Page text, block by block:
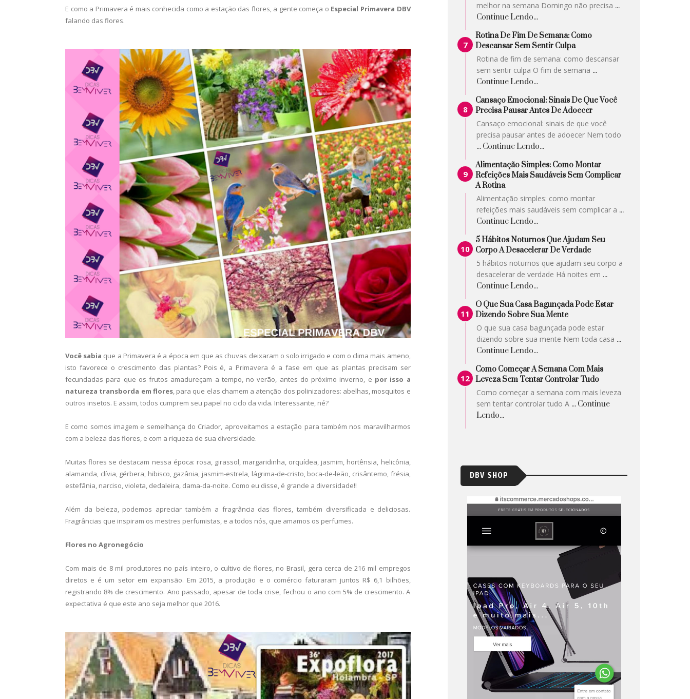
E como a Primavera é mais conhecida como a estação das flores, a gente começa o Especial Primavera DBV
falando das flores.
Você sabia que a Primavera é a época em que as chuvas deixaram o solo irrigado e com o clima mais ameno,
isto favorece o crescimento das plantas? Pois é, a Primavera é a fase em que as plantas precisam ser
fecundadas para que os frutos amadureçam a tempo, no verão, antes do próximo inverno, e por isso a
natureza transborda em flores, para que elas chamem a atenção dos polinizadores: abelhas, mosquitos e
outros insetos. E assim, todos cumprem seu papel no ciclo da vida. Interessante, né?
E como somos imagem e semelhança do Criador, aproveitamos a estação para também nos maravilharmos
com a beleza das flores, e com a riqueza de sua diversidade.
Muitas flores se destacam nessa época: rosa, girassol, margaridinha, orquídea, jasmim, hortênsia, helicônia,
alamanda, clívia, gérbera, hibisco, gazânia, jasmim-estrela, lágrima-de-cristo, boca-de-leão, crisântemo, frésia,
estefânia, narciso, violeta, dedaleira, dama-da-noite. Como eu disse, é grande a diversidade!!
Além da beleza, podemos apreciar também a fragrância das flores, também diversificada e deliciosas.
Fragrâncias que inspiram os mestres perfumistas, e a todos nós, que amamos os perfumes.
Flores no Agronegócio
Com mais de 8 mil produtores no país inteiro, o cultivo de flores, no Brasil, gera cerca de 216 mil empregos
diretos e é um setor em expansão. Em 2015, a produção e o comércio faturaram juntos R$ 6,1 bilhões,
registrando 8% de crescimento. Ano passado, apesar de toda crise, fechou o ano com 5% de crescimento. A
expectativa é que este ano seja melhor que 2016.
melhor na semana Domingo não precisa ...
Continue Lendo...
Rotina De Fim De Semana: Como
Descansar Sem Sentir Culpa
Rotina de fim de semana: como descansar
sem sentir culpa O fim de semana ...
Continue Lendo...
Cansaço Emocional: Sinais De Que Você
Precisa Pausar Antes De Adoecer
Cansaço emocional: sinais de que você
precisa pausar antes de adoecer Nem todo
... Continue Lendo...
Alimentação Simples: Como Montar
Refeições Mais Saudáveis Sem Complicar
A Rotina
Alimentação simples: como montar
refeições mais saudáveis sem complicar a ...
Continue Lendo...
5 Hábitos Noturnos Que Ajudam Seu
Corpo A Desacelerar De Verdade
5 hábitos noturnos que ajudam seu corpo a
desacelerar de verdade Há noites em ...
Continue Lendo...
O Que Sua Casa Bagunçada Pode Estar
Dizendo Sobre Sua Mente
O que sua casa bagunçada pode estar
dizendo sobre sua mente Nem toda casa ...
Continue Lendo...
Como Começar A Semana Com Mais
Leveza Sem Tentar Controlar Tudo
Como começar a semana com mais leveza
sem tentar controlar tudo A ... Continue
Lendo...
DBV SHOP